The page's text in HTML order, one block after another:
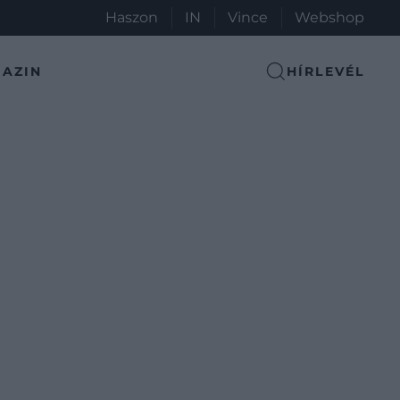
Haszon IN Vince Webshop
HÍRLEVÉL